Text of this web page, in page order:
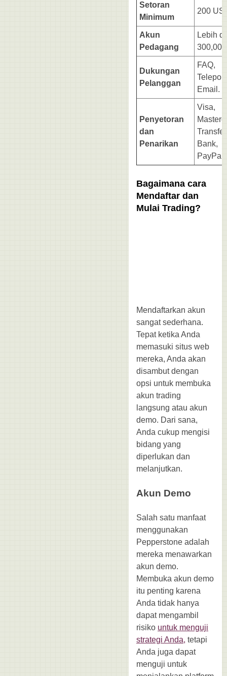
Setoran
Minimum
200
Akun
Pedagang
Lebih
300,000
Dukungan
Pelanggan
FAQ,
Email.
Penyetoran
dan
Penarikan
Visa,
Transfer
Bank,
PayPal.
Bagaimana cara
Mendaftar dan
Mulai Trading?
Mendaftarkan akun
sangat sederhana.
Tepat ketika Anda
memasuki situs web
mereka, Anda akan
disambut dengan
opsi untuk membuka
akun trading
langsung atau akun
demo. Dari sana,
Anda cukup mengisi
bidang yang
diperlukan dan
melanjutkan.
Akun Demo
Salah satu manfaat
menggunakan
Pepperstone adalah
mereka menawarkan
akun demo.
Membuka akun demo
itu penting karena
Anda tidak hanya
dapat mengambil
risiko untuk menguji
strategi Anda, tetapi
Anda juga dapat
menguji untuk